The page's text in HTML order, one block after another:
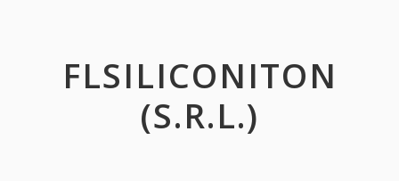
FLSILICONITON
(S.R.L.)